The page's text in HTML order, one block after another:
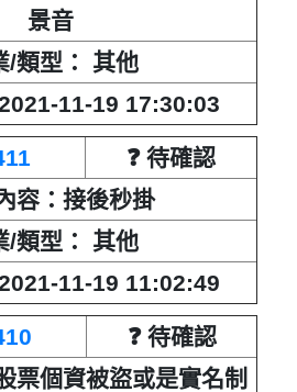
景音
/類型： 其他
11-19 17:30:03
❓ 待確認
容：接後秒掛
/類型： 其他
11-19 11:02:49
❓ 待確認
票個資被盜或是實名制